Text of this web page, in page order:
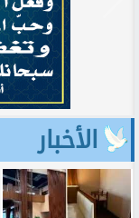
الأخبار